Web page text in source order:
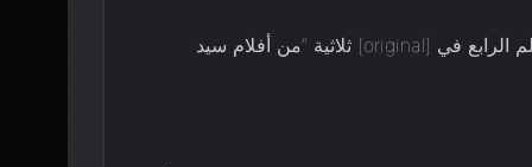
سيد الخواتم: البحث عن جولوم لن يكون “مجرد الفيلم الرابع في [original] ثلاثية “من أفلام سيد